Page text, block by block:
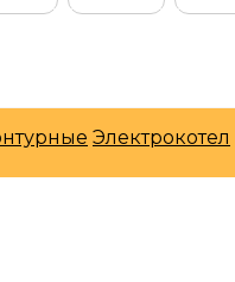
Электрокотел